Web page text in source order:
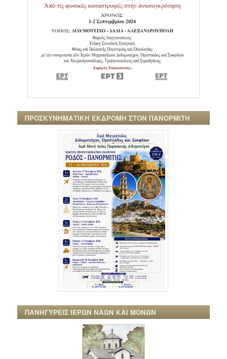
ΠΡΟΣΚΥΝΗΜΑΤΙΚΗ ΕΚΔΡΟΜΗ ΣΤΟΝ ΠΑΝΟΡΜΙΤΗ
ΠΑΝΗΓΥΡΕΙΣ ΙΕΡΩΝ ΝΑΩΝ ΚΑΙ ΜΟΝΩΝ